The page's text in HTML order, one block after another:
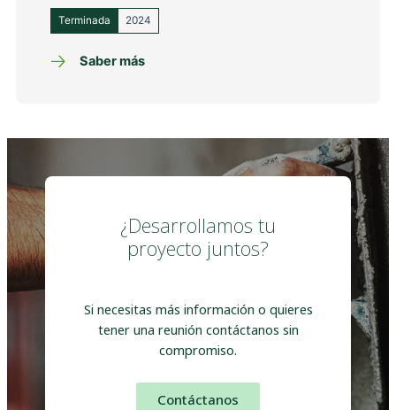
Terminada 2024
Saber más
¿Desarrollamos tu
proyecto juntos?
Si necesitas más información o quieres
tener una reunión contáctanos sin
compromiso.
Contáctanos